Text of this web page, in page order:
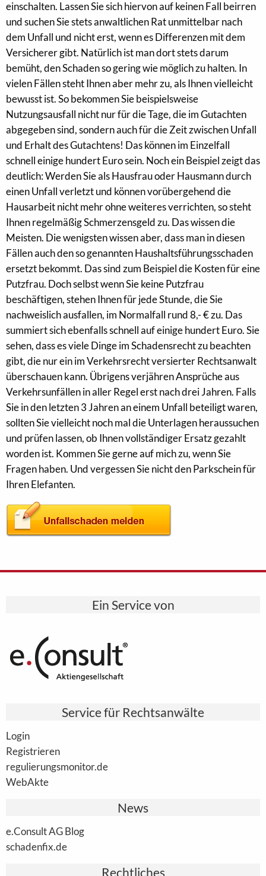
einschalten. Lassen Sie sich hiervon auf keinen Fall beirren
und suchen Sie stets anwaltlichen Rat unmittelbar nach
dem Unfall und nicht erst, wenn es Differenzen mit dem
Versicherer gibt. Natürlich ist man dort stets darum
bemüht, den Schaden so gering wie möglich zu halten. In
vielen Fällen steht Ihnen aber mehr zu, als Ihnen vielleicht
bewusst ist. So bekommen Sie beispielsweise
Nutzungsausfall nicht nur für die Tage, die im Gutachten
abgegeben sind, sondern auch für die Zeit zwischen Unfall
und Erhalt des Gutachtens! Das können im Einzelfall
schnell einige hundert Euro sein. Noch ein Beispiel zeigt das
deutlich: Werden Sie als Hausfrau oder Hausmann durch
einen Unfall verletzt und können vorübergehend die
Hausarbeit nicht mehr ohne weiteres verrichten, so steht
Ihnen regelmäßig Schmerzensgeld zu. Das wissen die
Meisten. Die wenigsten wissen aber, dass man in diesen
Fällen auch den so genannten Haushaltsführungsschaden
ersetzt bekommt. Das sind zum Beispiel die Kosten für eine
Putzfrau. Doch selbst wenn Sie keine Putzfrau
beschäftigen, stehen Ihnen für jede Stunde, die Sie
nachweislich ausfallen, im Normalfall rund 8,- € zu. Das
summiert sich ebenfalls schnell auf einige hundert Euro. Sie
sehen, dass es viele Dinge im Schadensrecht zu beachten
gibt, die nur ein im Verkehrsrecht versierter Rechtsanwalt
überschauen kann. Übrigens verjähren Ansprüche aus
Verkehrsunfällen in aller Regel erst nach drei Jahren. Falls
Sie in den letzten 3 Jahren an einem Unfall beteiligt waren,
sollten Sie vielleicht noch mal die Unterlagen heraussuchen
und prüfen lassen, ob Ihnen vollständiger Ersatz gezahlt
worden ist. Kommen Sie gerne auf mich zu, wenn Sie
Fragen haben. Und vergessen Sie nicht den Parkschein für
Ihren Elefanten.
Ein Service von
Service für Rechtsanwälte
Login
Registrieren
regulierungsmonitor.de
WebAkte
News
e.Consult AG Blog
schadenfix.de
Rechtliches